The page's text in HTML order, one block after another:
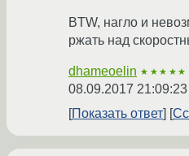
BTW, нагло и
ржать над
dhameoelin ★★★★★
08.09.2017
Показать ответ